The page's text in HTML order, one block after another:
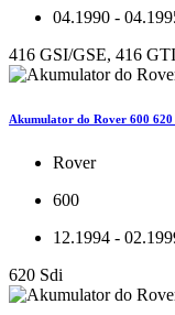
04.1990 -
416 GSI/GSE, 416
Akumulator do Rover 600 620
Rover
600
12.1994 -
620 Sdi